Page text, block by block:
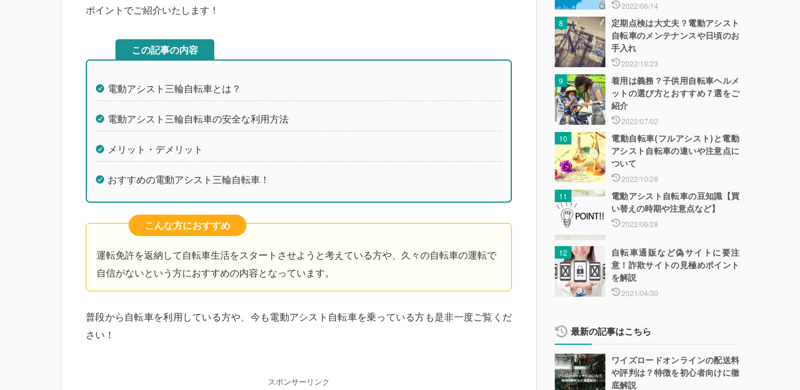
ポイントでご紹介いたします！
この記事の内容
電動アシスト三輪自転車とは？
電動アシスト三輪自転車の安全な利用方法
メリット・デメリット
おすすめの電動アシスト三輪自転車！
こんな方におすすめ
運転免許を返納して自転車生活をスタートさせようと考えている方や、久々の自転車の運転で
自信がないという方におすすめの内容となっています。
普段から自転車を利用している方や、今も電動アシスト自転車を乗っている方も是非一度ご覧くだ
さい！
スポンサーリンク
2022/06/14
定期点検は大丈夫？電動アシスト
自転車のメンテナンスや日頃のお
手入れ
2022/10/23
着用は義務？子供用自転車ヘルメ
ットの選び方とおすすめ７選をご
紹介
2022/07/02
電動自転車(フルアシスト)と電動
アシスト自転車の違いや注意点に
ついて
2022/10/28
電動アシスト自転車の豆知識【買
い替えの時期や注意点など】
2022/06/28
自転車通販など偽サイトに要注
意！詐欺サイトの見極めポイント
を解説
2021/04/30
最新の記事はこちら
ワイズロードオンラインの配送料
や評判は？特徴を初心者向けに徹
底解説